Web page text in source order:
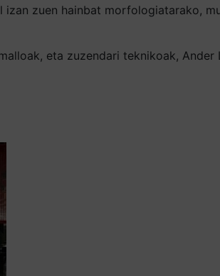
zuen hainbat morfologiatarako,
eta zuzendari teknikoak,